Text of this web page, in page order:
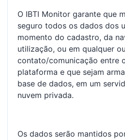
O IBTI Monitor garante que
seguro todos os dados dos
momento do cadastro, da
utilização, ou em qualquer
contato/comunicação entre
plataforma e que sejam
base de dados, em um
nuvem privada.
Os dados serão mantidos